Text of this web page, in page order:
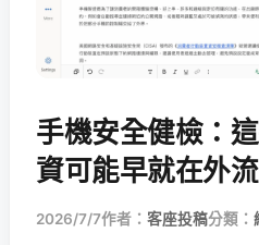
手機安全健檢：
資可能早就在外流
2026/7/7作者： 客座投稿分類：